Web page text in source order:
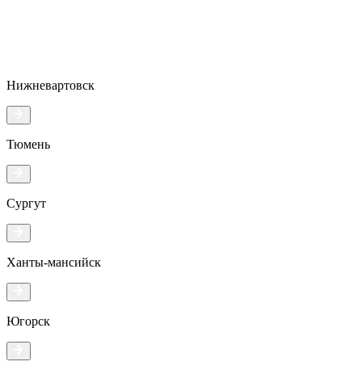
Нижневартовск
Тюмень
Сургут
Ханты-мансийск
Югорск